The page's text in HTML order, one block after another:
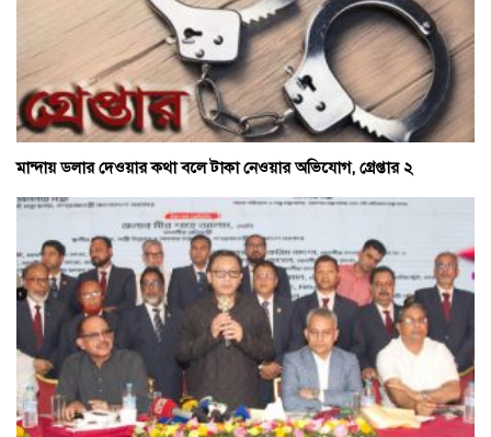
মান্দায় ডলার দেওয়ার কথা বলে টাকা নেওয়ার অভিযোগ, গ্রেপ্তার ২